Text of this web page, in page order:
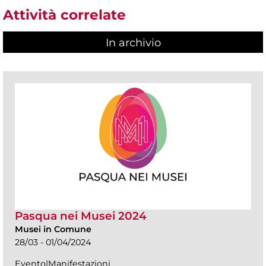
Attività correlate
In archivio
Pasqua nei Musei 2024
Musei in Comune
28/03 - 01/04/2024
Evento|Manifestazioni